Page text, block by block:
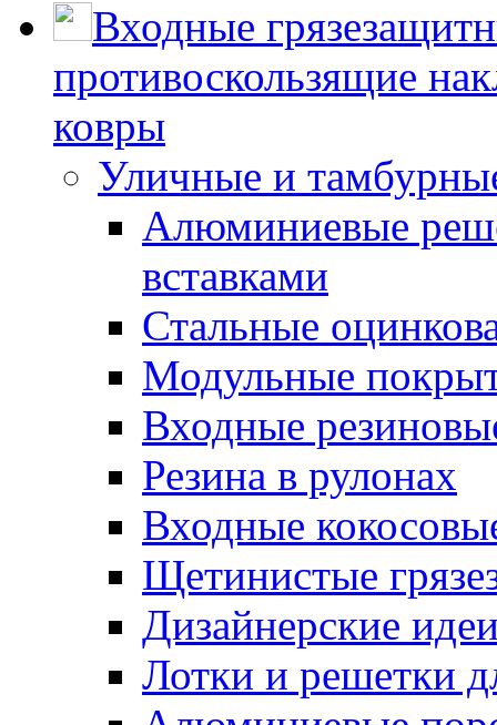
Входные
противоскользящие
ковры
Уличные и
Алюминиевые
вставками
Стальные
Модульные
Входные
Резина в рулонах
Входные
Щетинистые
Дизайнерские
Лотки и решетки